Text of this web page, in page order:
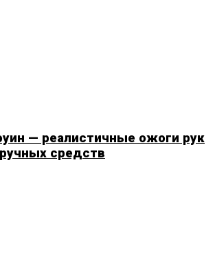
— реалистичные ожоги рук
средств